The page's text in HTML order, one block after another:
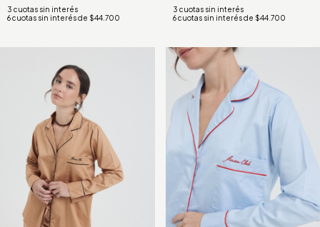
6cuotas sin interés de $44.700 6 cuotas sin interés de $44.700